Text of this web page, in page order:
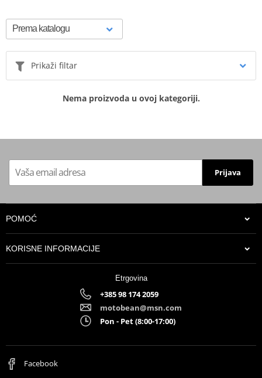
Prikaži filtar
Nema proizvoda u ovoj kategoriji.
Prijava
POMOĆ
KORISNE INFORMACIJE
Etrgovina
+385 98 174 2059
motobean@msn.com
Pon - Pet (8:00-17:00)
Facebook